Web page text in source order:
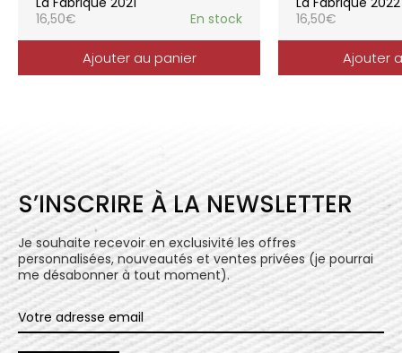
16,50€ En stock
Ajouter au panier
16,50€
Ajouter
S’INSCRIRE À LA NEWSLETTER
Je souhaite recevoir en exclusivité les offres
personnalisées, nouveautés et ventes privées (je pourrai
me désabonner à tout moment).